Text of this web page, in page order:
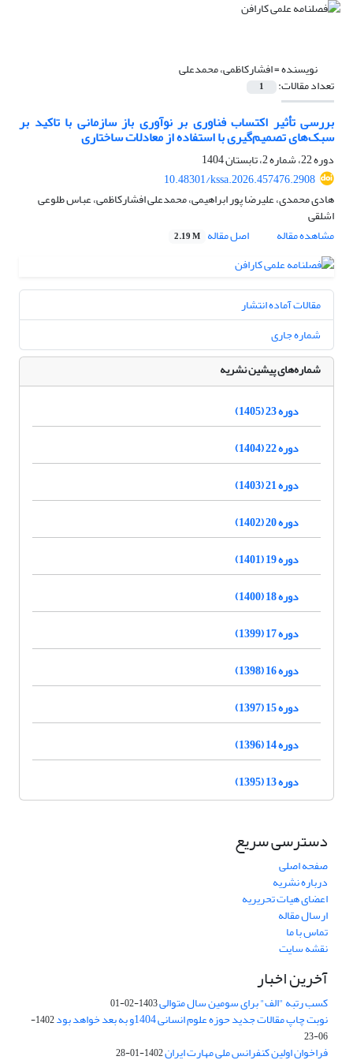
نویسنده =افشارکاظمی، محمدعلی
تعداد مقالات: 1
بررسی تأثیر اکتساب فناوری بر نوآوری باز سازمانی با تاکید بر
سبک‌های تصمیم‌گیری با استفاده از معادلات ساختاری
دوره 22، شماره 2، تابستان 1404
10.48301/kssa.2026.457476.2908
هادی محمدی، علیرضا پور ابراهیمی، محمدعلی افشارکاظمی، عباس طلوعی
اشلقی
مشاهده مقاله
اصل مقاله 2.19 M
مقالات آماده انتشار
شماره جاری
شماره‌های پیشین نشریه
دوره 23 (1405)
دوره 22 (1404)
دوره 21 (1403)
دوره 20 (1402)
دوره 19 (1401)
دوره 18 (1400)
دوره 17 (1399)
دوره 16 (1398)
دوره 15 (1397)
دوره 14 (1396)
دوره 13 (1395)
دسترسی سریع
صفحه اصلی
درباره نشریه
اعضای هیات تحریریه
ارسال مقاله
تماس با ما
نقشه سایت
آخرین اخبار
کسب رتبه "الف" برای سومین سال متوالی1403-02-01
نوبت چاپ مقالات جدید حوزه علوم انسانی 1404و به بعد خواهد بود
1402-
06-23
فراخوان اولین کنفرانس ملی مهارت ایران1402-01-28